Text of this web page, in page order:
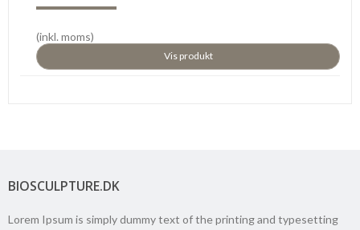
(inkl. moms)
Vis produkt
BIOSCULPTURE.DK
Lorem Ipsum is simply dummy text of the printing and typesetting